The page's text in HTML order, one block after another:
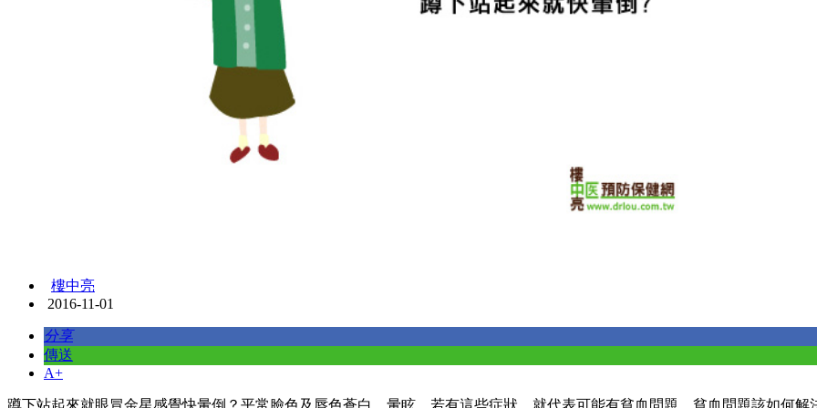
樓中亮
2016-11-01
分享
傳送
A+
蹲下站起來就眼冒金星感覺快暈倒？平常臉色及唇色蒼白、暈眩，若有這些症狀，就代表可能有貧血問題，貧血問題該如何解